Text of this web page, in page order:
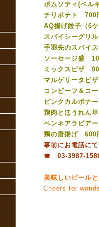
ポムソティ(ベル
チリポテト 700
AQ揚げ餃子（6
スパイシーグリ
手羽先のスパイ
ソーセージ盛
ミックスピザ
マルゲリータピ
コンビーフ＆コ
ピンクカルボナ
鶏肉とほうれん
ペンネアラビア
鶏の唐揚げ
事前にお電話に
☎ 03-3987-
美味しいビール
Cheers for